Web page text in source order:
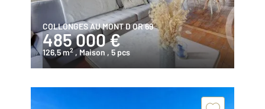
COLLONGES AU MONT D OR 69
485 000 €
126,5 m2 , Maison , 5 pcs